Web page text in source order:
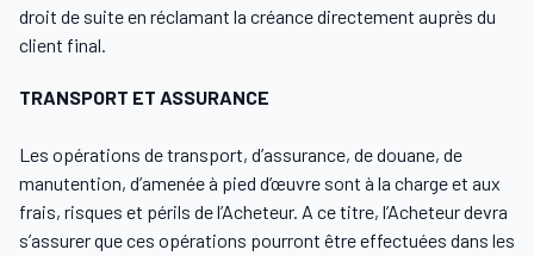
droit de suite en réclamant la créance directement auprès du
client final.
TRANSPORT ET ASSURANCE
Les opérations de transport, d’assurance, de douane, de
manutention, d’amenée à pied d’œuvre sont à la charge et aux
frais, risques et périls de l’Acheteur. A ce titre, l’Acheteur devra
s’assurer que ces opérations pourront être effectuées dans les